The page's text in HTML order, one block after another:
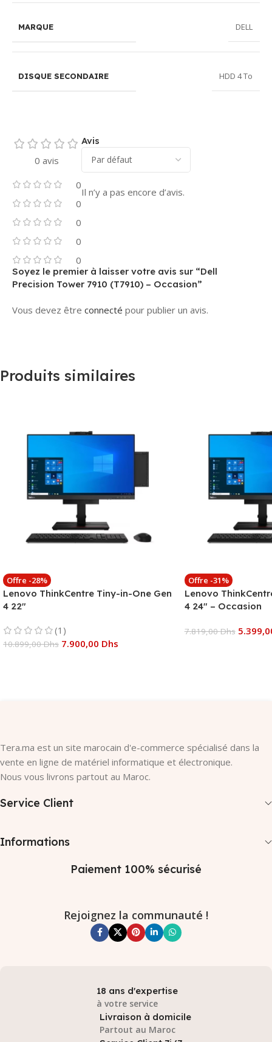
MARQUE DELL
DISQUE SECONDAIRE HDD 4 To
0 avis
0
0
0
0
0
Avis
Il n’y a pas encore d’avis.
Soyez le premier à laisser votre avis sur “Dell
Precision Tower 7910 (T7910) – Occasion”
Vous devez être connecté pour publier un avis.
Produits similaires
Offre -28%
Lenovo ThinkCentre Tiny-in-One Gen
4 22″
(1)
10.899,00Dhs 7.900,00 Dhs
Offre -31%
Lenovo
4 24″ – Occasion
7.819,00Dhs
Tera.ma est un site marocain d'e-commerce spécialisé dans la
vente en ligne de matériel informatique et électronique.
Nous vous livrons partout au Maroc.
Service Client
Informations
Paiement 100% sécurisé
Rejoignez la communauté !
18 ans d'expertise
à votre service
Livraison à domicile
Partout au Maroc